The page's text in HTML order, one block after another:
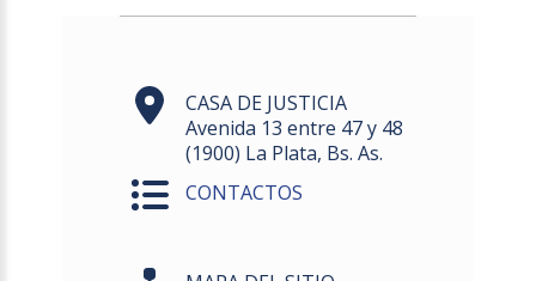
CASA DE JUSTICIA
Avenida 13 entre 47 y 48
(1900) La Plata, Bs. As.
CONTACTOS